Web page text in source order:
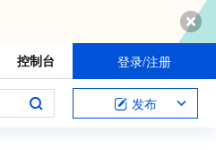
控制台 登录/注册
发布